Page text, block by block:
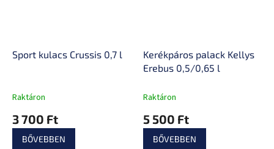
Sport kulacs Crussis 0,7 l
Raktáron
3 700 Ft
BŐVEBBEN
Kerékpáros palack Kellys
Erebus 0,5/0,65 l
Raktáron
5 500 Ft
BŐVEBBEN